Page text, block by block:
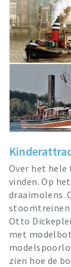
Over het
vinden. Op
draaimolens.
stoomtreinen
Otto
met
zien hoe de